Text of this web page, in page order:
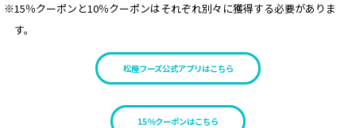
※15％クーポンと10％クーポンはそれぞれ別々に獲得する必要がありま
す。
松屋フーズ公式アプリはこちら
15％クーポンはこちら